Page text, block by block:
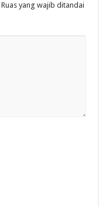
Ruas yang wajib ditandai